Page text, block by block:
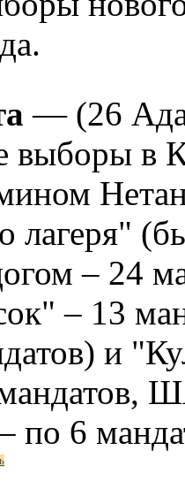
— (26
выборы в
лагеря"
– 24
– 13
и
по 6